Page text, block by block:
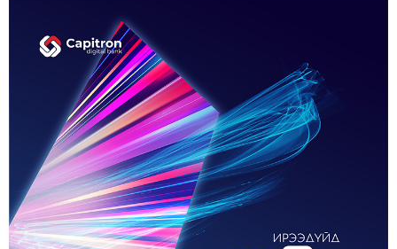
ҮЙЛДВЭРИЙН ХЭДЭН ХУВИЙГ ЭЗЭМШИХ ВЭ
ГЭДЭГ АСУУДАЛ ГАРЧ ИРНЭ
5-р сар. 21, 2026, 11:40 a.m.
ЗУУН НАСЫГ ДАВСАН “ХӨВЧИЙН ХӨХ
ГОНИО” АЛДАРТАЙ Д.ГОНЧИГДАГВА
2-р сар. 17, 2026, 10:38 a.m.
ОРОН НУТАГТ ГАЗАР ОЛГОХ ЭРХ МЭДЛИЙГ
ШИЛЖҮҮЛНЭ
1-р сар. 19, 2026, 10:54 a.m.